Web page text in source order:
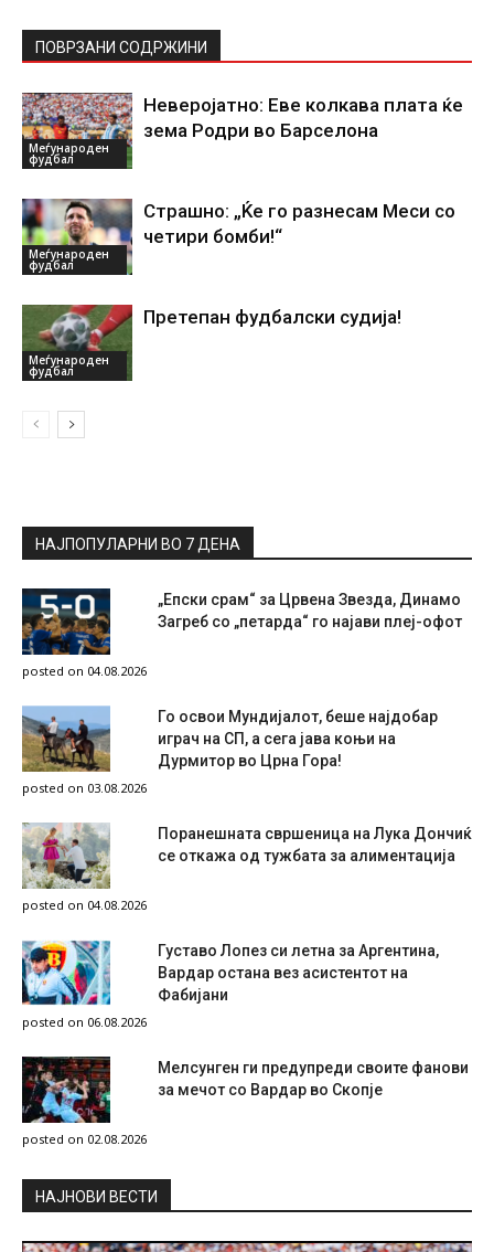
ПОВРЗАНИ СОДРЖИНИ
Меѓународен
фудбал
Неверојатно: Еве колкава плата ќе
зема Родри во Барселона
Меѓународен
фудбал
Страшно: „Ќе го разнесам Меси со
четири бомби!“
Меѓународен
фудбал
Претепан фудбалски судија!
НАЈПОПУЛАРНИ ВО 7 ДЕНА
„Епски срам“ за Црвена Звезда, Динамо
Загреб со „петарда“ го најави плеј-офот
posted on 04.08.2026
Го освои Мундијалот, беше најдобар
играч на СП, а сега јава коњи на
Дурмитор во Црна Гора!
posted on 03.08.2026
Поранешната свршеница на Лука Дончиќ
се откажа од тужбата за алиментација
posted on 04.08.2026
Густаво Лопез си летна за Аргентина,
Вардар остана вез асистентот на
Фабијани
posted on 06.08.2026
Мелсунген ги предупреди своите фанови
за мечот со Вардар во Скопје
posted on 02.08.2026
НAЈНОВИ ВЕСТИ